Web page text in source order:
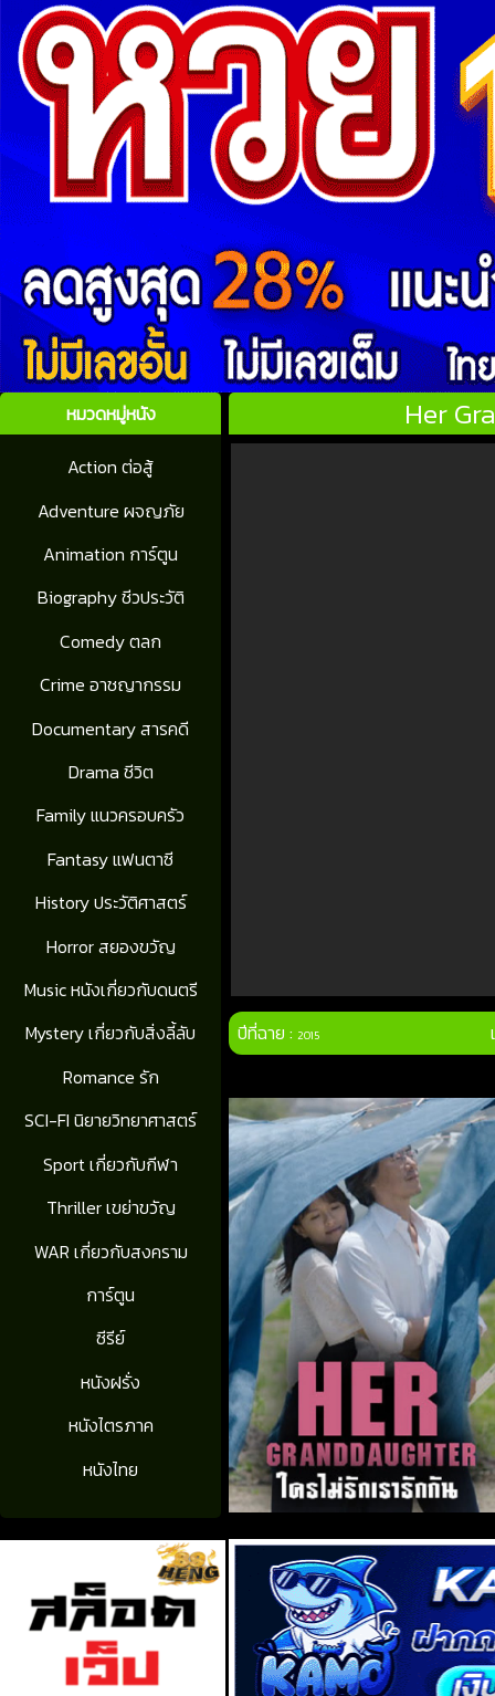
หมวดหมู่หนัง
Action ต่อสู้
Adventure ผจญภัย
Animation การ์ตูน
Biography ชีวประวัติ
Comedy ตลก
Crime อาชญากรรม
Documentary สารคดี
Drama ชีวิต
Family แนวครอบครัว
Fantasy แฟนตาซี
History ประวัติศาสตร์
Horror สยองขวัญ
Music หนังเกี่ยวกับดนตรี
Mystery เกี่ยวกับสิ่งลี้ลับ
Romance รัก
SCI-FI นิยายวิทยาศาสตร์
Sport เกี่ยวกับกีฬา
Thriller เขย่าขวัญ
WAR เกี่ยวกับสงคราม
การ์ตูน
ซีรีย์
หนังฝรั่ง
หนังไตรภาค
หนังไทย
Her
ปีที่ฉาย :2015